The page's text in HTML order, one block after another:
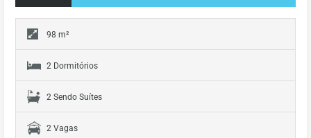
98 m²
2 Dormitórios
2 Sendo Suítes
2 Vagas